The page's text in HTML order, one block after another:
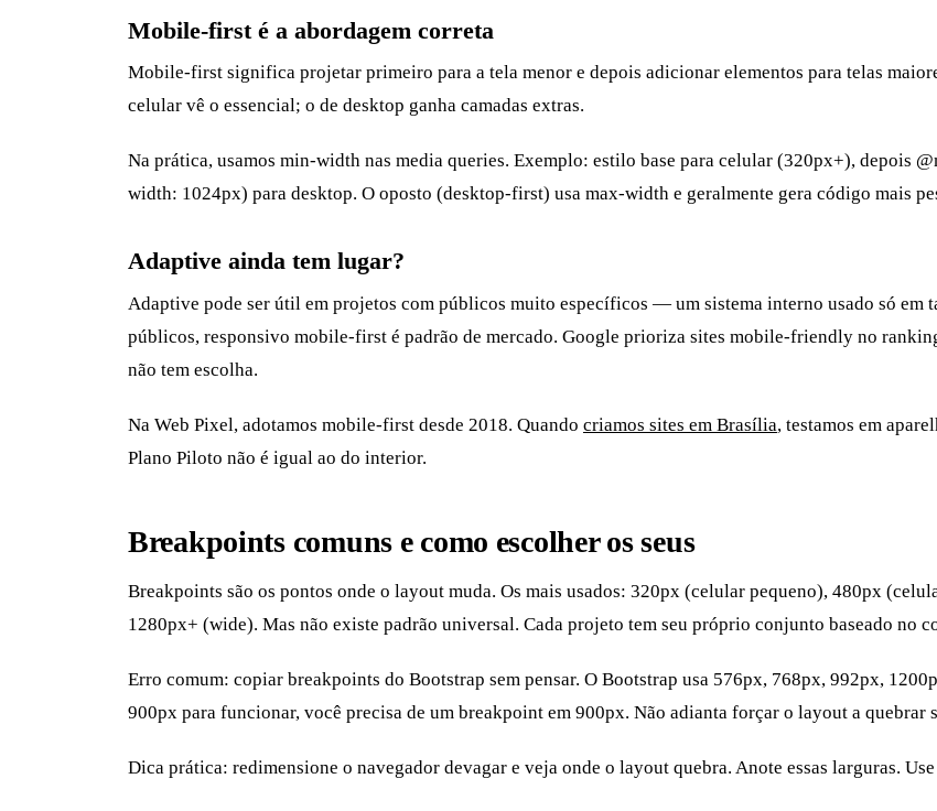
Mobile-first é a abordagem correta
Mobile-first significa projetar primeiro para a tela menor e depois adicionar elementos para telas
celular vê o essencial; o de desktop ganha camadas extras.
Na prática, usamos min-width nas media queries. Exemplo: estilo base para celular (320px+), depois
width: 1024px) para desktop. O oposto (desktop-first) usa max-width e geralmente gera código mais
Adaptive ainda tem lugar?
Adaptive pode ser útil em projetos com públicos muito específicos — um sistema interno usado só em
públicos, responsivo mobile-first é padrão de mercado. Google prioriza sites mobile-friendly no
não tem escolha.
Na Web Pixel, adotamos mobile-first desde 2018. Quando criamos sites em Brasília, testamos em
Plano Piloto não é igual ao do interior.
Breakpoints comuns e como escolher os seus
Breakpoints são os pontos onde o layout muda. Os mais usados: 320px (celular pequeno), 480px
1280px+ (wide). Mas não existe padrão universal. Cada projeto tem seu próprio conjunto baseado no
Erro comum: copiar breakpoints do Bootstrap sem pensar. O Bootstrap usa 576px, 768px, 992px,
900px para funcionar, você precisa de um breakpoint em 900px. Não adianta forçar o layout a quebrar
Dica prática: redimensione o navegador devagar e veja onde o layout quebra. Anote essas larguras.